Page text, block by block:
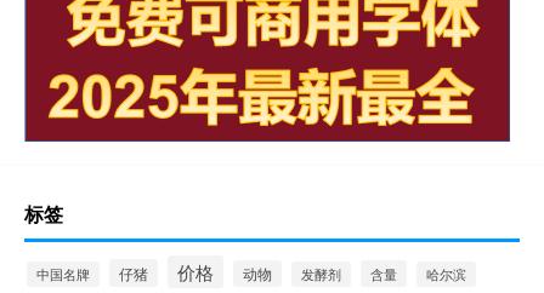
标签
中国名牌 仔猪 价格 动物 发酵剂 含量 哈尔滨